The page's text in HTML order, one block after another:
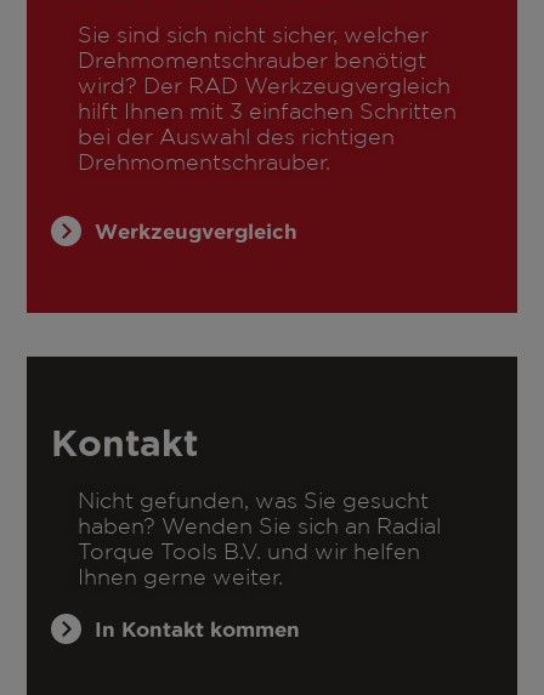
Sie sind sich nicht sicher, welcher
Drehmomentschrauber benötigt
wird? Der RAD Werkzeugvergleich
hilft Ihnen mit 3 einfachen Schritten
bei der Auswahl des richtigen
Drehmomentschrauber.
Werkzeugvergleich
Kontakt
Nicht gefunden, was Sie gesucht
haben? Wenden Sie sich an Radial
Torque Tools B.V. und wir helfen
Ihnen gerne weiter.
In Kontakt kommen